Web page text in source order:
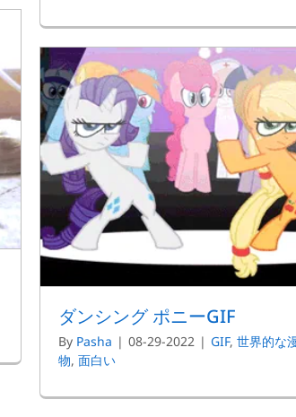
ダンシング ポニーGIF
By Pasha | 08-29-2022 | GIF, 世界的な
物, 面白い